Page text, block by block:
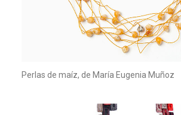
Perlas de maíz, de María Eugenia Muñoz